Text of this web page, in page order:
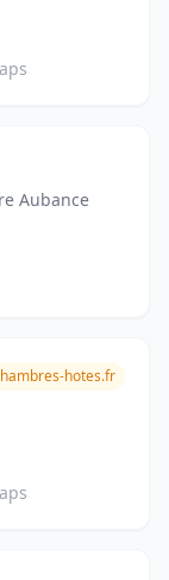
Aubance
hotes.fr